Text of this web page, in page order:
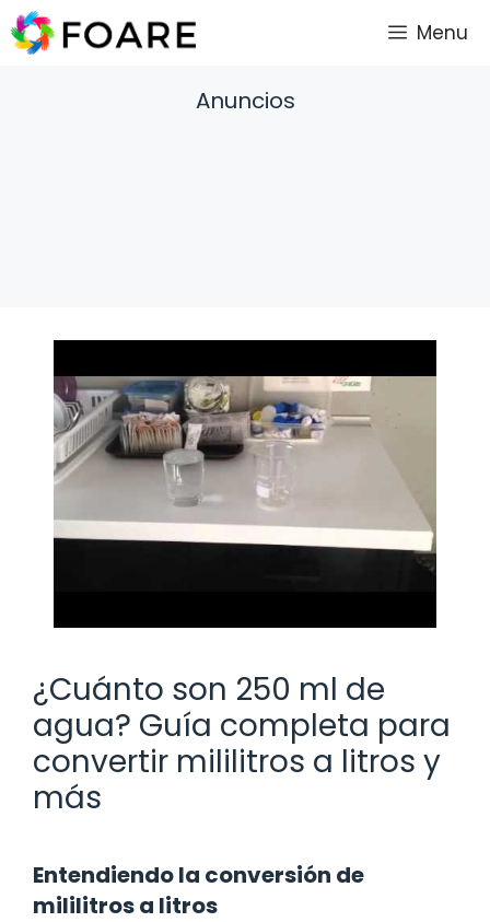
Saltar
al
Menu
Anuncios
¿Cuánto son 250 ml de
agua? Guía completa para
convertir mililitros a litros y
más
Entendiendo la conversión de
mililitros a litros